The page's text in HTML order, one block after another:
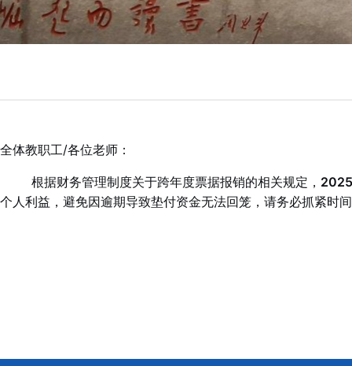
全体教职工/各位老师：
根据财务管理制度关于跨年度票据报销的相关规定，
个人利益，避免因逾期导致垫付资金无法回笼，请务必抓紧时